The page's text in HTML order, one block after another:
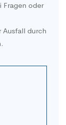
Fragen oder
Ausfall durch